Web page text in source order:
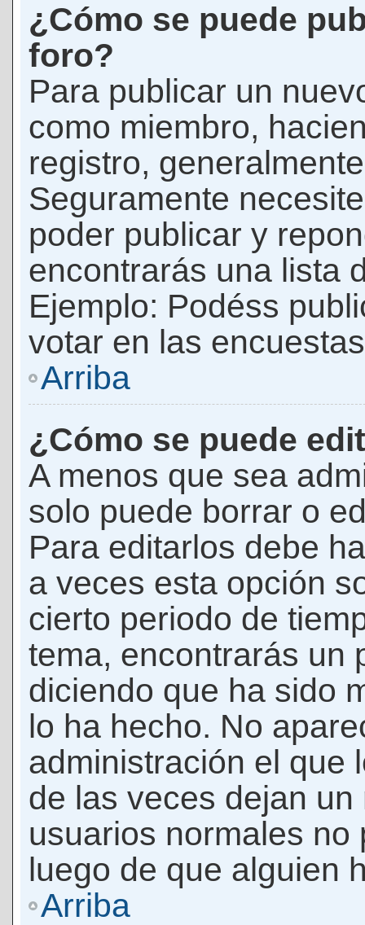
¿Cómo se puede
foro?
Para publicar un
como miembro,
registro,
Seguramente
poder publicar y
encontrarás una lista
Ejemplo: Podéss
votar en las
Arriba
¿Cómo se puede
A menos que sea
solo puede borrar o
Para editarlos debe
a veces esta opción
cierto periodo de
tema, encontrarás un
diciendo que ha sido
lo ha hecho. No
administración el que
de las veces dejan
usuarios normales
luego de que alguien
Arriba